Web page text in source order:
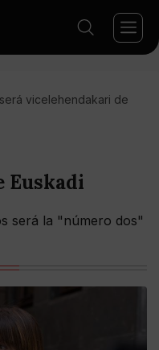
vicelehendakari de
Euskadi
será la "número dos"